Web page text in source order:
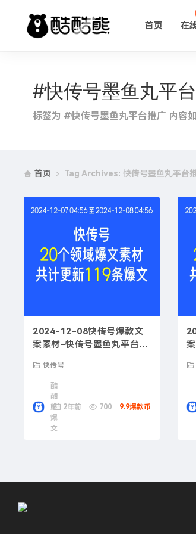
首页 在
#快传号墨鱼丸平
标签为 #快传号墨鱼丸平台推广 内容如
首页 Tag Archives: 快传号墨鱼丸平台
2024-12-08快传号爆款文
案素材-快传号墨鱼丸平台推
快传号
酷
酷
熊
爆
文
2年前 700 9.9爆款币